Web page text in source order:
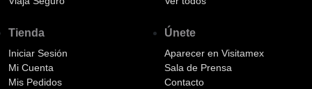
Tienda
Iniciar Sesión
Mi Cuenta
Mis Pedidos
Únete
Aparecer en Visitamex
Sala de Prensa
Contacto